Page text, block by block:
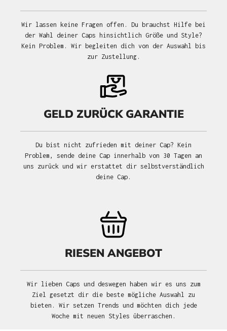
Wir lassen keine Fragen offen. Du brauchst Hilfe bei
der Wahl deiner Caps hinsichtlich Größe und Style?
Kein Problem. Wir begleiten dich von der Auswahl bis
zur Zustellung.
GELD ZURÜCK GARANTIE
Du bist nicht zufrieden mit deiner Cap? Kein
Problem, sende deine Cap innerhalb von 30 Tagen an
uns zurück und wir erstattet dir selbstverständlich
deine Cap.
RIESEN ANGEBOT
Wir lieben Caps und deswegen haben wir es uns zum
Ziel gesetzt dir die beste mögliche Auswahl zu
bieten. Wir setzen Trends und möchten dich jede
Woche mit neuen Styles überraschen.